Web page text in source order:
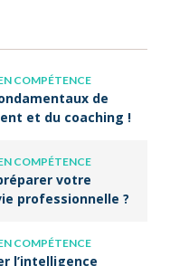
COMPÉTENCE
de
et du coaching !
COMPÉTENCE
votre
professionnelle ?
COMPÉTENCE
l’intelligence